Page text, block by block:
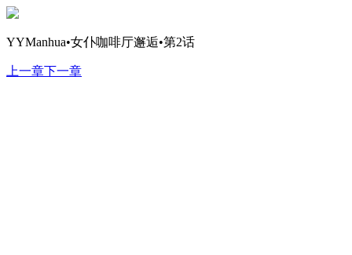
YYManhua•女仆咖啡厅邂逅•第2话
上一章下一章